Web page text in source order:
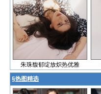
朱珠馥郁绽放炽热优雅
§热图精选